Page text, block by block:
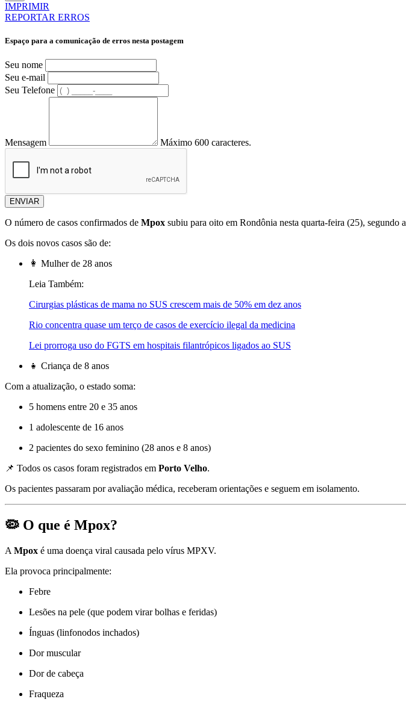
IMPRIMIR
REPORTAR ERROS
Espaço para a comunicação de erros nesta postagem
Seu nome
Seu e-mail
Seu Telefone
Mensagem Máximo 600 caracteres.
ENVIAR
O número de casos confirmados de Mpox subiu para oito em Rondônia nesta quarta-feira (25), segundo a
Os dois novos casos são de:
👩 Mulher de 28 anos
Leia Também:
Cirurgias plásticas de mama no SUS crescem mais de 50% em dez anos
Rio concentra quase um terço de casos de exercício ilegal da medicina
Lei prorroga uso do FGTS em hospitais filantrópicos ligados ao SUS
👧 Criança de 8 anos
Com a atualização, o estado soma:
5 homens entre 20 e 35 anos
1 adolescente de 16 anos
2 pacientes do sexo feminino (28 anos e 8 anos)
📌 Todos os casos foram registrados em Porto Velho.
Os pacientes passaram por avaliação médica, receberam orientações e seguem em isolamento.
🦠 O que é Mpox?
A Mpox é uma doença viral causada pelo vírus MPXV.
Ela provoca principalmente:
Febre
Lesões na pele (que podem virar bolhas e feridas)
Ínguas (linfonodos inchados)
Dor muscular
Dor de cabeça
Fraqueza